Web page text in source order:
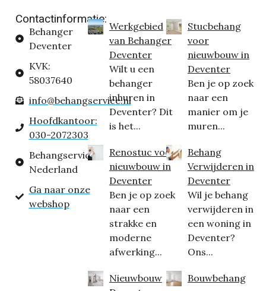
Contactinformatie:
Behanger
Deventer
KVK:
58037640
info@behangservice.nl
Hoofdkantoor:
030-2072303
Behangservice
Nederland
Ga naar onze
webshop
Werkgebied
van Behanger
Deventer
Wilt u een
behanger
inhuren in
Deventer? Dit
is het...
Renostuc voor
nieuwbouw in
Deventer
Ben je op zoek
naar een
strakke en
moderne
afwerking...
Nieuwbouw
Stucbehang
voor
nieuwbouw in
Deventer
Ben je op zoek
naar een
manier om je
muren...
Behang
Verwijderen in
Deventer
Wil je behang
verwijderen in
een woning in
Deventer?
Ons...
Bouwbehang